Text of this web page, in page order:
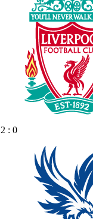
2 : 0